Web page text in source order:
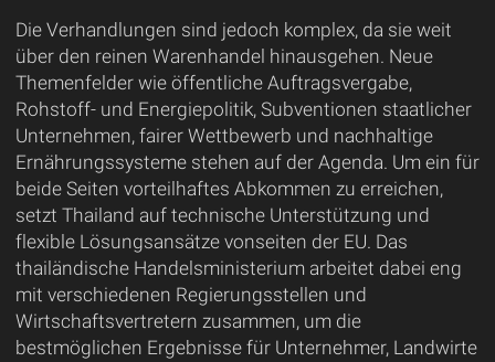
Die Verhandlungen sind jedoch komplex, da sie weit
über den reinen Warenhandel hinausgehen. Neue
Themenfelder wie öffentliche Auftragsvergabe,
Rohstoff- und Energiepolitik, Subventionen staatlicher
Unternehmen, fairer Wettbewerb und nachhaltige
Ernährungssysteme stehen auf der Agenda. Um ein für
beide Seiten vorteilhaftes Abkommen zu erreichen,
setzt Thailand auf technische Unterstützung und
flexible Lösungsansätze vonseiten der EU. Das
thailändische Handelsministerium arbeitet dabei eng
mit verschiedenen Regierungsstellen und
Wirtschaftsvertretern zusammen, um die
bestmöglichen Ergebnisse für Unternehmer, Landwirte